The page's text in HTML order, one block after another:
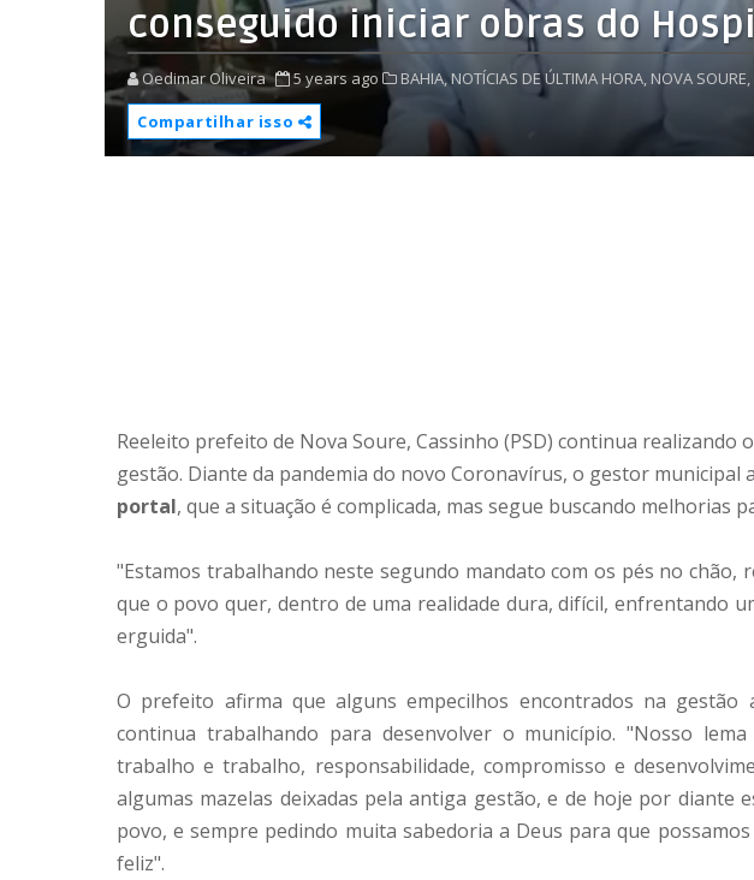
conseguido iniciar obras do
Oedimar Oliveira 5 years ago BAHIA, NOTÍCIAS DE ÚLTIMA HORA, NOVA SOURE,
Compartilhar isso
Reeleito prefeito de Nova Soure, Cassinho (PSD) continua realizando
gestão. Diante da pandemia do novo Coronavírus, o gestor municipal
portal, que a situação é complicada, mas segue buscando melhorias
"Estamos trabalhando neste segundo mandato com os pés no chão,
que o povo quer, dentro de uma realidade dura, difícil, enfrentando
erguida".
O prefeito afirma que alguns empecilhos encontrados na gestão
continua trabalhando para desenvolver o município. "Nosso
trabalho e trabalho, responsabilidade, compromisso e
algumas mazelas deixadas pela antiga gestão, e de hoje por diante
povo, e sempre pedindo muita sabedoria a Deus para que
feliz".